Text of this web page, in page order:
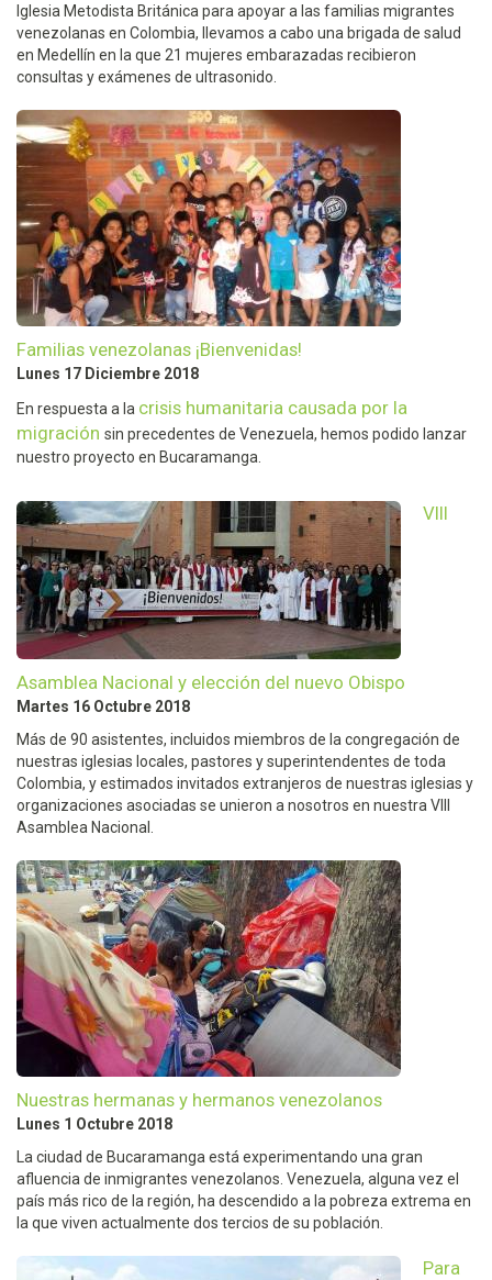
Iglesia Metodista Británica para apoyar a las familias migrantes
venezolanas en Colombia, llevamos a cabo una brigada de salud
en Medellín en la que 21 mujeres embarazadas recibieron
consultas y exámenes de ultrasonido.
Familias venezolanas ¡Bienvenidas!
Lunes 17 Diciembre 2018
En respuesta a la crisis humanitaria causada por la
migración sin precedentes de Venezuela, hemos podido lanzar
nuestro proyecto en Bucaramanga.
VIII
Asamblea Nacional y elección del nuevo Obispo
Martes 16 Octubre 2018
Más de 90 asistentes, incluidos miembros de la congregación de
nuestras iglesias locales, pastores y superintendentes de toda
Colombia, y estimados invitados extranjeros de nuestras iglesias y
organizaciones asociadas se unieron a nosotros en nuestra VIII
Asamblea Nacional.
Nuestras hermanas y hermanos venezolanos
Lunes 1 Octubre 2018
La ciudad de Bucaramanga está experimentando una gran
afluencia de inmigrantes venezolanos. Venezuela, alguna vez el
país más rico de la región, ha descendido a la pobreza extrema en
la que viven actualmente dos tercios de su población.
Para